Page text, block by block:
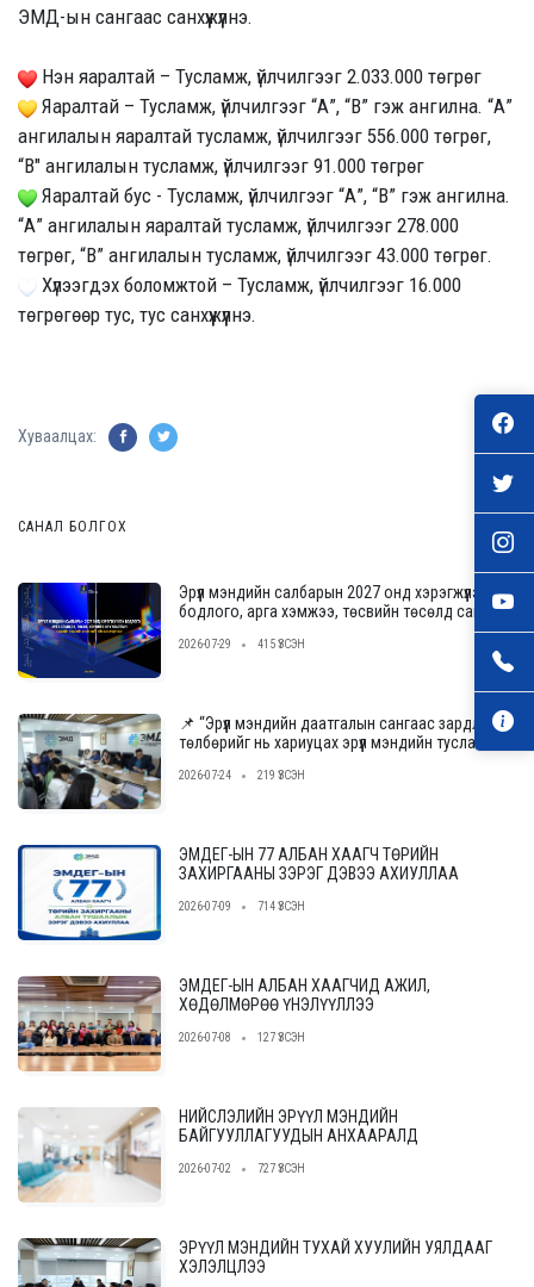
ЭМД-ын сангаас санхүүжүүлнэ.
Нэн яаралтай – Тусламж, үйлчилгээг 2.033.000 төгрөг
Яаралтай – Тусламж, үйлчилгээг “А”, “В” гэж ангилна. “А”
ангилалын яаралтай тусламж, үйлчилгээг 556.000 төгрөг,
“В" ангилалын тусламж, үйлчилгээг 91.000 төгрөг
Яаралтай бус - Тусламж, үйлчилгээг “А”, “В” гэж ангилна.
“А” ангилалын яаралтай тусламж, үйлчилгээг 278.000
төгрөг, “В” ангилалын тусламж, үйлчилгээг 43.000 төгрөг.
Хүлээгдэх боломжтой – Тусламж, үйлчилгээг 16.000
төгрөгөөр тус, тус санхүүжүүлнэ.
Хуваалцах:
САНАЛ БОЛГОХ
Эрүүл мэндийн салбарын 2027 онд хэрэгжүүлэх
бодлого, арга хэмжээ, төсвийн төсөлд саналаа
2026-07-29 415 ҮЗСЭН
📌 “Эрүүл мэндийн даатгалын сангаас зардлын
төлбөрийг нь хариуцах эрүүл мэндийн тусламж,
шалгаруулах журам”-ын төслийн ээлжит
2026-07-24 219 ҮЗСЭН
ЭМДЕГ-ЫН 77 АЛБАН ХААГЧ ТӨРИЙН
ЗАХИРГААНЫ ЗЭРЭГ ДЭВЭЭ АХИУЛЛАА
2026-07-09 714 ҮЗСЭН
ЭМДЕГ-ЫН АЛБАН ХААГЧИД АЖИЛ,
ХӨДӨЛМӨРӨӨ ҮНЭЛҮҮЛЛЭЭ
2026-07-08 127 ҮЗСЭН
НИЙСЛЭЛИЙН ЭРҮҮЛ МЭНДИЙН
БАЙГУУЛЛАГУУДЫН АНХААРАЛД
2026-07-02 727 ҮЗСЭН
ЭРҮҮЛ МЭНДИЙН ТУХАЙ ХУУЛИЙН УЯЛДААГ
ХЭЛЭЛЦЛЭЭ